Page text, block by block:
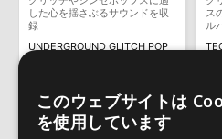
保証するものではありません。
しかねます。
した心を揺さぶるサウンドを収
録
UNDERGROUND GLITCH POP
ス
ル
このウェブサイトは
を使用しています